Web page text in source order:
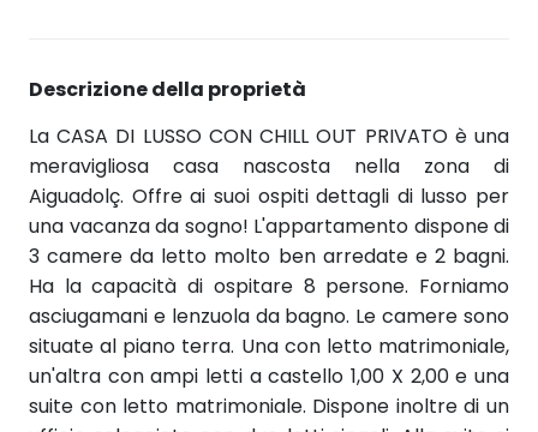
Descrizione della proprietà
La CASA DI LUSSO CON CHILL OUT PRIVATO è una
meravigliosa casa nascosta nella zona di
Aiguadolç. Offre ai suoi ospiti dettagli di lusso per
una vacanza da sogno! L'appartamento dispone di
3 camere da letto molto ben arredate e 2 bagni.
Ha la capacità di ospitare 8 persone. Forniamo
asciugamani e lenzuola da bagno. Le camere sono
situate al piano terra. Una con letto matrimoniale,
un'altra con ampi letti a castello 1,00 X 2,00 e una
suite con letto matrimoniale. Dispone inoltre di un